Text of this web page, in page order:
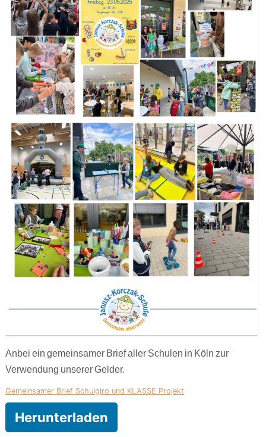
Anbei ein gemeinsamer Brief aller Schulen in Köln zur
Verwendung unserer Gelder.
Gemeinsamer Brief Schulgiro und KLASSE Projekt
Herunterladen